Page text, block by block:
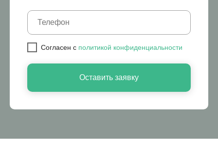
Cогласен с политикой конфиденциальности
Оставить заявку